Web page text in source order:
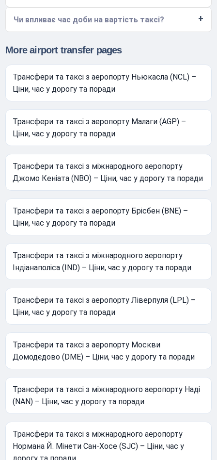
Чи впливає час доби на вартість таксі?
More airport transfer pages
Трансфери та таксі з аеропорту Ньюкасла (NCL) –
Ціни, час у дорогу та поради
Трансфери та таксі з аеропорту Малаги (AGP) –
Ціни, час у дорогу та поради
Трансфери та таксі з міжнародного аеропорту
Джомо Кеніата (NBO) – Ціни, час у дорогу та поради
Трансфери та таксі з аеропорту Брісбен (BNE) –
Ціни, час у дорогу та поради
Трансфери та таксі з міжнародного аеропорту
Індіанаполіса (IND) – Ціни, час у дорогу та поради
Трансфери та таксі з аеропорту Ліверпуля (LPL) –
Ціни, час у дорогу та поради
Трансфери та таксі з аеропорту Москви
Домодєдово (DME) – Ціни, час у дорогу та поради
Трансфери та таксі з міжнародного аеропорту Наді
(NAN) – Ціни, час у дорогу та поради
Трансфери та таксі з міжнародного аеропорту
Нормана Й. Мінети Сан-Хосе (SJC) – Ціни, час у